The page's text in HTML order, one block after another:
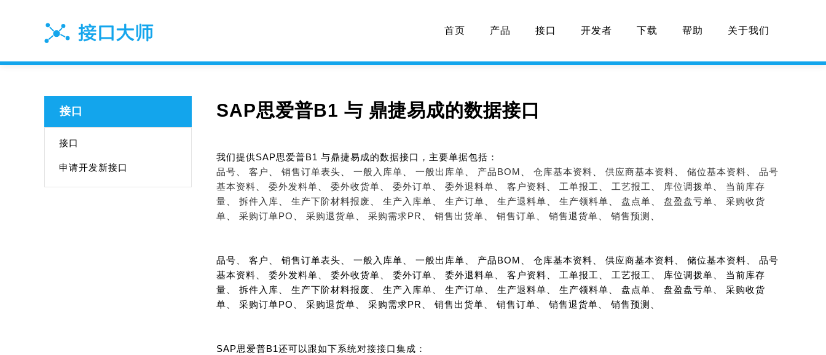
首页 产品 接口 开发者 下载 帮助 关于我们
接口
接口
申请开发新接口
SAP思爱普B1 与 鼎捷易成的数据接口
我们提供SAP思爱普B1 与鼎捷易成的数据接口，主要单据包括：
品号
客户 销售订单表头 一般入库单 一般出库单 产品BOM 仓库基本资料 供应商基本资料 储位基本资料
品号
基本资料
委外发料单 委外收货单 委外订单 委外退料单 客户资料 工单报工 工艺报工 库位调拨单
当前库存
量
拆件入库 生产下阶材料报废 生产入库单 生产订单 生产退料单 生产领料单 盘点单 盘盈盘亏单
采购收货
单
采购订单PO 采购退货单 采购需求PR 销售出货单 销售订单 销售退货单 销售预测
品号、 客户、 销售订单表头、 一般入库单、 一般出库单、 产品BOM、 仓库基本资料、 供应商基本资料、 储位基本资料、 品号
基本资料、 委外发料单、 委外收货单、 委外订单、 委外退料单、 客户资料、 工单报工、 工艺报工、 库位调拨单、 当前库存
量、 拆件入库、 生产下阶材料报废、 生产入库单、 生产订单、 生产退料单、 生产领料单、 盘点单、 盘盈盘亏单、 采购收货
单、 采购订单PO、 采购退货单、 采购需求PR、 销售出货单、 销售订单、 销售退货单、 销售预测、
SAP思爱普B1还可以跟如下系统对接接口集成：